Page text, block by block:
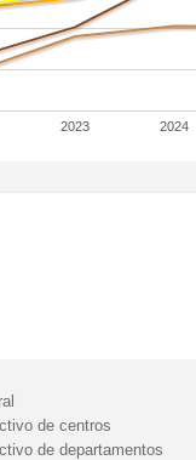
2023 2024
de centros
de departamentos